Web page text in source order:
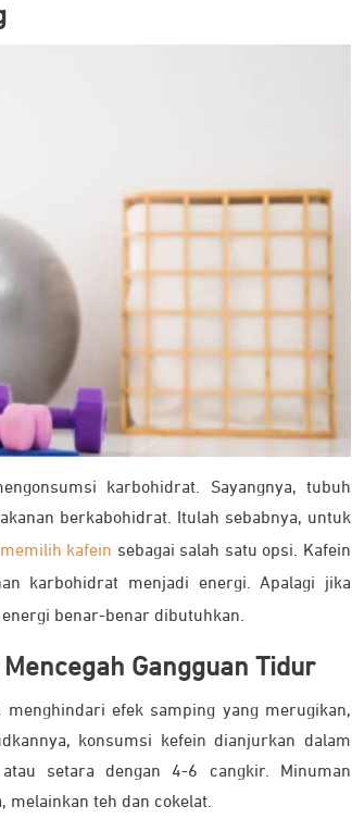
karbohidrat. Sayangnya, tubuh
berkabohidrat. Itulah sebabnya, untuk
memilih kafein sebagai salah satu opsi. Kafein
karbohidrat menjadi energi. Apalagi jika
benar-benar dibutuhkan.
Gangguan Tidur
efek samping yang merugikan,
konsumsi kefein dianjurkan dalam
setara dengan 4-6 cangkir. Minuman
melainkan teh dan cokelat.